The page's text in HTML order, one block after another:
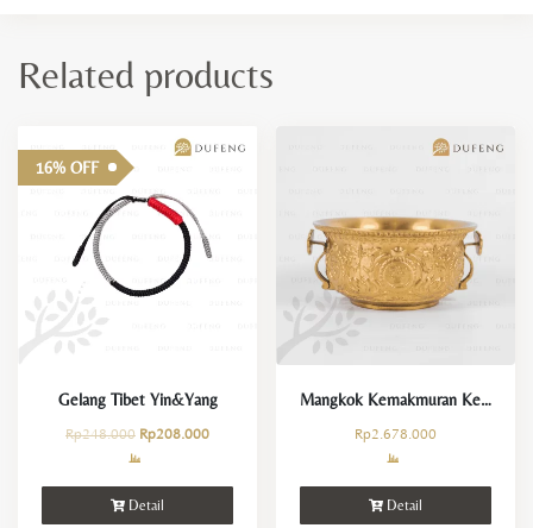
Related products
16% OFF
Gelang Tibet Yin&Yang
Rp248.000 Rp208.000
Detail
Mangkok Kemakmuran Keberuntungan
Rp2.678.000
Detail